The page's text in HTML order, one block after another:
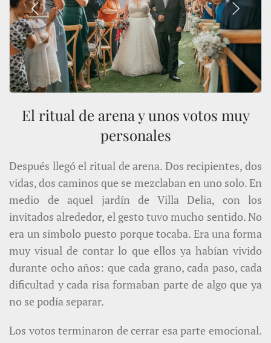
El ritual de arena y unos votos muy
personales
Después llegó el ritual de arena. Dos recipientes, dos
vidas, dos caminos que se mezclaban en uno solo. En
medio de aquel jardín de Villa Delia, con los
invitados alrededor, el gesto tuvo mucho sentido. No
era un símbolo puesto porque tocaba. Era una forma
muy visual de contar lo que ellos ya habían vivido
durante ocho años: que cada grano, cada paso, cada
dificultad y cada risa formaban parte de algo que ya
no se podía separar.
Los votos terminaron de cerrar esa parte emocional.